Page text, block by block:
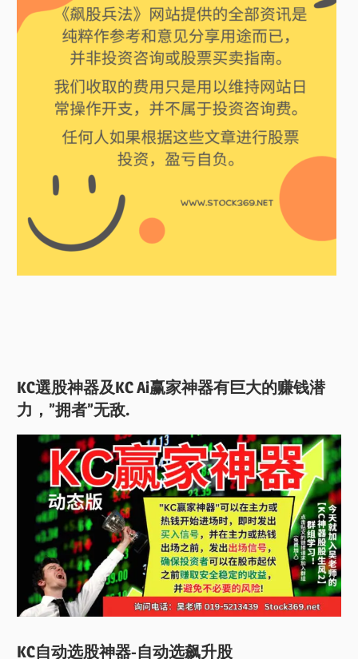
KC選股神器及KC Ai赢家神器有巨大的赚钱潜
力，”拥者”无敌.
KC自动选股神器-自动选飙升股